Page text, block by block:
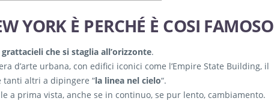
YORK È PERCHÉ È COSI FAMOSO
che si staglia all’orizzonte.
d’arte urbana, con edifici iconici come l’Empire State Building, il
tanti altri a dipingere “la linea nel cielo“.
a prima vista, anche se in continuo, se pur lento, cambiamento.